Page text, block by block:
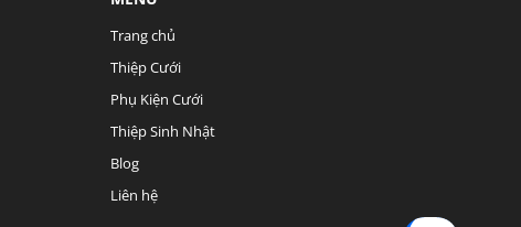
Trang chủ
Thiệp Cưới
Phụ Kiện Cưới
Thiệp Sinh Nhật
Blog
Liên hệ